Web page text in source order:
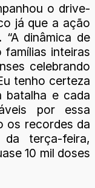
o drive-
já que a ação
dinâmica de
inteiras
celebrando
tenho certeza
batalha e cada
por essa
os recordes da
terça-feira,
10 mil doses